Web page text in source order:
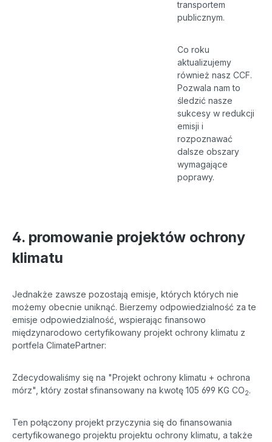
transportem
publicznym.
Co roku
aktualizujemy
również nasz CCF.
Pozwala nam to
śledzić nasze
sukcesy w redukcji
emisji i
rozpoznawać
dalsze obszary
wymagające
poprawy.
4. promowanie projektów ochrony
klimatu
Jednakże zawsze pozostają emisje, których których nie
możemy obecnie uniknąć. Bierzemy odpowiedzialność za te
emisje odpowiedzialność, wspierając finansowo
międzynarodowo certyfikowany projekt ochrony klimatu z
portfela ClimatePartner:
Zdecydowaliśmy się na "Projekt ochrony klimatu + ochrona
mórz", który został sfinansowany na kwotę 105 699 KG CO2.
Ten połączony projekt przyczynia się do finansowania
certyfikowanego projektu projektu ochrony klimatu, a także